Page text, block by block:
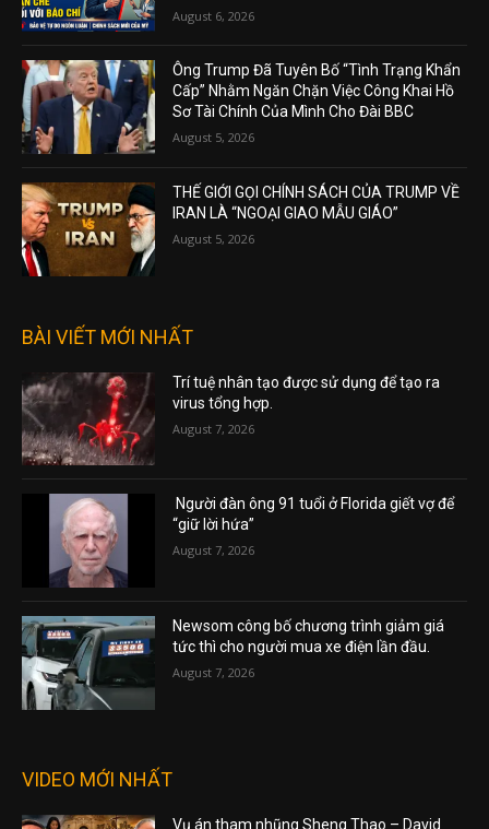
August 6, 2026
Ông Trump Đã Tuyên Bố “Tình Trạng Khẩn
Cấp” Nhằm Ngăn Chặn Việc Công Khai Hồ
Sơ Tài Chính Của Mình Cho Đài BBC
August 5, 2026
THẾ GIỚI GỌI CHÍNH SÁCH CỦA TRUMP VỀ
IRAN LÀ “NGOẠI GIAO MẪU GIÁO”
August 5, 2026
BÀI VIẾT MỚI NHẤT
Trí tuệ nhân tạo được sử dụng để tạo ra
virus tổng hợp.
August 7, 2026
Người đàn ông 91 tuổi ở Florida giết vợ để
“giữ lời hứa”
August 7, 2026
Newsom công bố chương trình giảm giá
tức thì cho người mua xe điện lần đầu.
August 7, 2026
VIDEO MỚI NHẤT
Vụ án tham nhũng Sheng Thao – David